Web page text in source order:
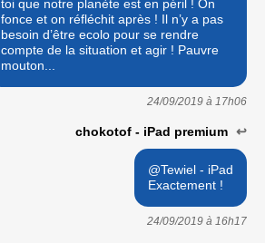
toi que notre planète est en péril ! On
fonce et on réfléchit après ! Il n’y a pas
besoin d’être ecolo pour se rendre
compte de la situation et agir ! Pauvre
mouton...
24/09/2019 à 17h06
chokotof - iPad premium ↩
@Tewiel - iPad
Exactement !
24/09/2019 à 16h17